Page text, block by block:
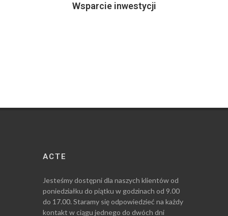
Wsparcie inwestycji
ACTE
Jesteśmy dostępni dla naszych klientów od
poniedziałku do piątku w godzinach od 9.00
do 17.00. Staramy się odpowiedzieć na każdy
kontakt w ciągu jednego do dwóch dni